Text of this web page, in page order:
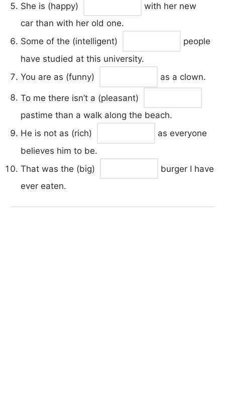
She is (happy)
with her new
car than with her old one.
Some of the (intelligent)
people
have studied at this university.
You are as (funny)
as a clown.
To me there isn’t a (pleasant)
pastime than a walk along the beach.
He is not as (rich)
as everyone
believes him to be.
That was the (big)
burger I have
ever eaten.